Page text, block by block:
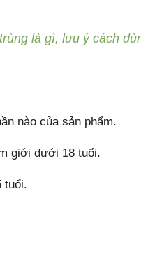
là gì, lưu ý cách
nào của sản phẩm.
giới dưới 18 tuổi.
tuổi.